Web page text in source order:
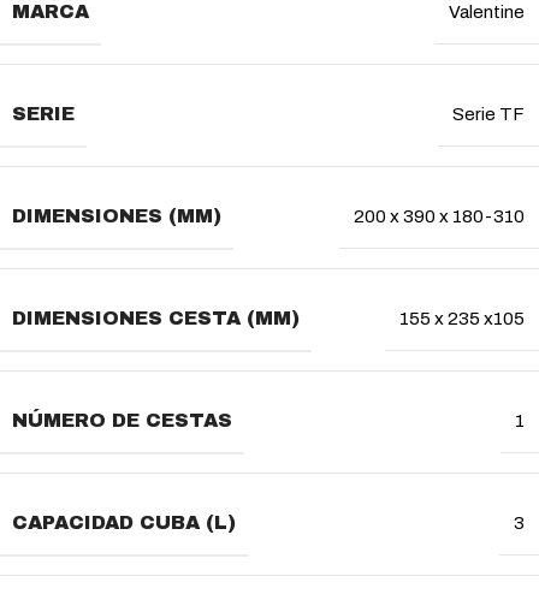
MARCA Valentine
SERIE Serie TF
DIMENSIONES (MM) 200 x 390 x 180-310
DIMENSIONES CESTA (MM) 155 x 235 x105
NÚMERO DE CESTAS 1
CAPACIDAD CUBA (L) 3